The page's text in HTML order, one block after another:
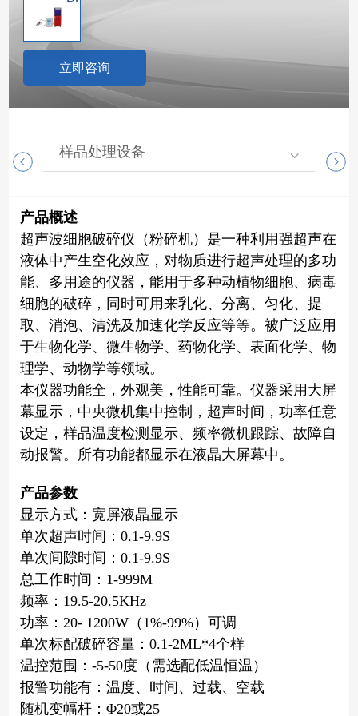
立即咨询
样品处理设备 实
产品概述
超声波细胞破碎仪（粉碎机）是一种利用强超声在
液体中产生空化效应，对物质进行超声处理的多功
能、多用途的仪器，能用于多种动植物细胞、病毒
细胞的破碎，同时可用来乳化、分离、匀化、提
取、消泡、清洗及加速化学反应等等。被广泛应用
于生物化学、微生物学、药物化学、表面化学、物
理学、动物学等领域。
本仪器功能全，外观美，性能可靠。仪器采用大屏
幕显示，中央微机集中控制，超声时间，功率任意
设定，样品温度检测显示、频率微机跟踪、故障自
动报警。所有功能都显示在液晶大屏幕中。
产品参数
显示方式：宽屏液晶显示
单次超声时间：0.1-9.9S
单次间隙时间：0.1-9.9S
总工作时间：1-999M
频率：19.5-20.5KHz
功率：20- 1200W（1%-99%）可调
单次标配破碎容量：0.1-2ML*4个样
温控范围：-5-50度（需选配低温恒温）
报警功能有：温度、时间、过载、空载
随机变幅杆：Φ20或25